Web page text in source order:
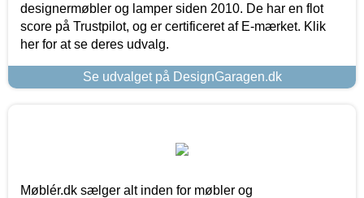
designermøbler og lamper siden 2010. De har en flot
score på Trustpilot, og er certificeret af E-mærket. Klik
her for at se deres udvalg.
Se udvalget på DesignGaragen.dk
Møblér.dk sælger alt inden for møbler og